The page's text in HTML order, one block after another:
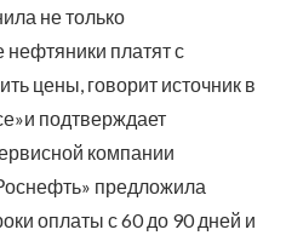
не только
нефтяники платят с
цены, говорит источник в
подтверждает
компании
предложила
оплаты с 60 до 90 дней и